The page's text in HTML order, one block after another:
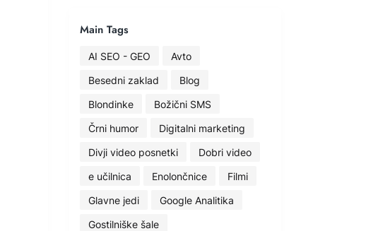
Main Tags
AI SEO - GEO
Avto
Besedni zaklad
Blog
Blondinke
Božični SMS
Črni humor
Digitalni marketing
Divji video posnetki
Dobri video
e učilnica
Enolončnice
Filmi
Glavne jedi
Google Analitika
Gostilniške šale